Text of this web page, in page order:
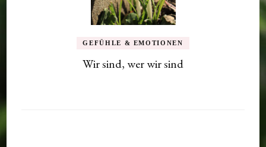
GEFÜHLE & EMOTIONEN
Wir sind, wer wir sind